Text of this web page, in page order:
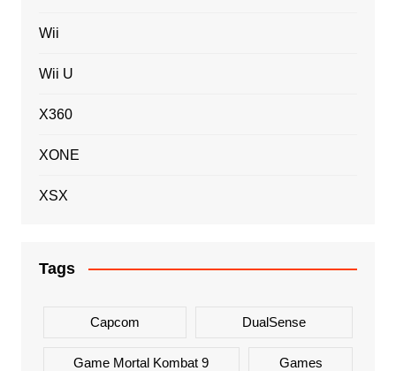
Wii
Wii U
X360
XONE
XSX
Tags
Capcom DualSense
Game Mortal Kombat 9 Games